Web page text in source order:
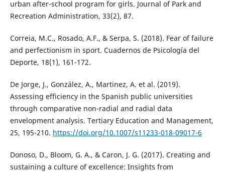
urban after-school program for girls. Journal of Park and
Recreation Administration, 33(2), 87.
Correia, M.C., Rosado, A.F., & Serpa, S. (2018). Fear of failure
and perfectionism in sport. Cuadernos de Psicología del
Deporte, 18(1), 161-172.
De Jorge, J., González, A., Martinez, A. et al. (2019).
Assessing efficiency in the Spanish public universities
through comparative non-radial and radial data
envelopment analysis. Tertiary Education and Management,
25, 195-210. https://doi.org/10.1007/s11233-018-09017-6
Donoso, D., Bloom, G. A., & Caron, J. G. (2017). Creating and
sustaining a culture of excellence: Insights from